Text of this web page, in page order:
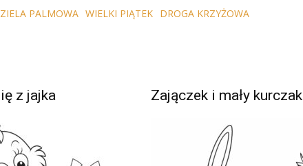
PALMOWA WIELKI PIĄTEK DROGA KRZYŻOWA
z jajka Zajączek i mały kurczak